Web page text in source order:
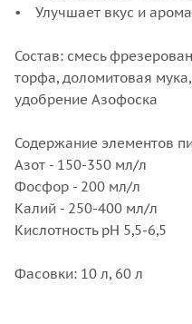
• Улучшает вкус и
Состав: смесь
торфа, доломитовая
удобрение Азофоска
Содержание элементов
Азот - 150-350 мл/л
Фосфор - 200 мл/л
Калий - 250-400 мл/л
Кислотность рН 5,5-6,5
Фасовки: 10 л, 60 л